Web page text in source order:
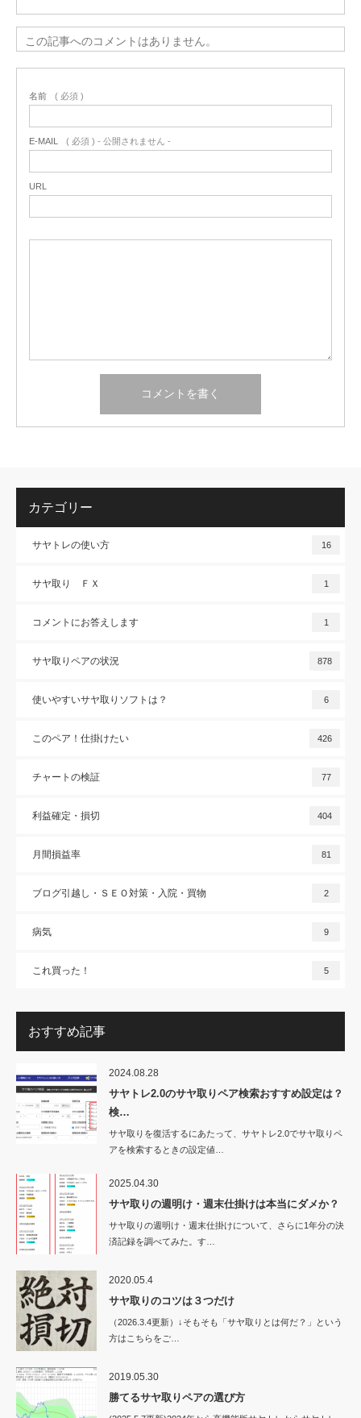
この記事へのコメントはありません。
名前 ( 必須 )
E-MAIL ( 必須 ) - 公開されません -
URL
カテゴリー
サヤトレの使い方 16
サヤ取り ＦＸ 1
コメントにお答えします 1
サヤ取りペアの状況 878
使いやすいサヤ取りソフトは？ 6
このペア！仕掛けたい 426
チャートの検証 77
利益確定・損切 404
月間損益率 81
ブログ引越し・ＳＥＯ対策・入院・買物 2
病気 9
これ買った！ 5
おすすめ記事
2024.08.28
サヤトレ2.0のサヤ取りペア検索おすすめ設定は？
検…
サヤ取りを復活するにあたって、サヤトレ2.0でサヤ取りペ
アを検索するときの設定値…
2025.04.30
サヤ取りの週明け・週末仕掛けは本当にダメか？
サヤ取りの週明け・週末仕掛けについて、さらに1年分の決
済記録を調べてみた。す…
2020.05.4
サヤ取りのコツは３つだけ
（2026.3.4更新）↓そもそも「サヤ取りとは何だ？」という
方はこちらをご…
2019.05.30
勝てるサヤ取りペアの選び方